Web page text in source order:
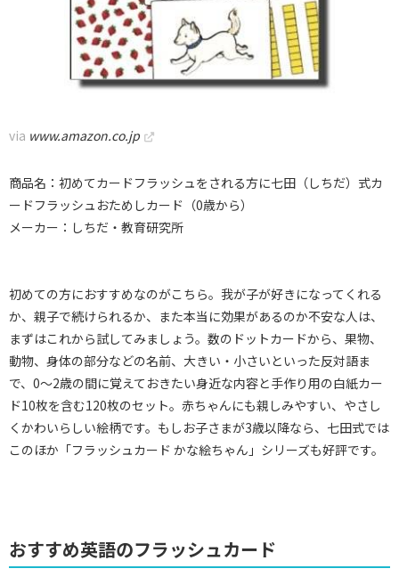
via www.amazon.co.jp
商品名：初めてカードフラッシュをされる方に七田（しちだ）式カ
ードフラッシュおためしカード（0歳から）
メーカー：しちだ・教育研究所
初めての方におすすめなのがこちら。我が子が好きになってくれる
か、親子で続けられるか、また本当に効果があるのか不安な人は、
まずはこれから試してみましょう。数のドットカードから、果物、
動物、身体の部分などの名前、大きい・小さいといった反対語ま
で、0～2歳の間に覚えておきたい身近な内容と手作り用の白紙カー
ド10枚を含む120枚のセット。赤ちゃんにも親しみやすい、やさし
くかわいらしい絵柄です。もしお子さまが3歳以降なら、七田式では
このほか「フラッシュカード かな絵ちゃん」シリーズも好評です。
おすすめ英語のフラッシュカード